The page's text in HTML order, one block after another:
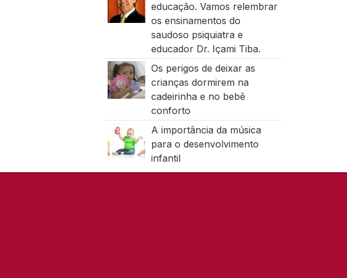
educação. Vamos relembrar
os ensinamentos do
saudoso psiquiatra e
educador Dr. Içami Tiba.
Os perigos de deixar as
crianças dormirem na
cadeirinha e no bebê
conforto
A importância da música
para o desenvolvimento
infantil